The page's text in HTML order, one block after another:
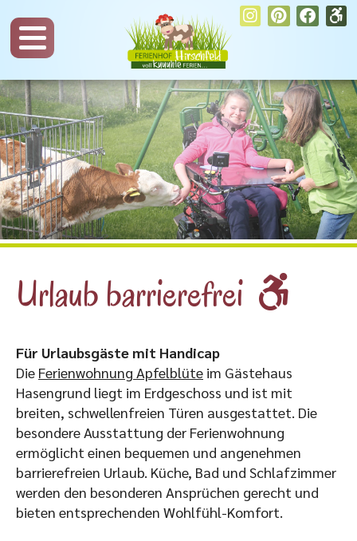
Urlaub barrierefrei
Für Urlaubsgäste mit Handicap
Die Ferienwohnung Apfelblüte im Gästehaus
Hasengrund liegt im Erdgeschoss und ist mit
breiten, schwellenfreien Türen ausgestattet. Die
besondere Ausstattung der Ferienwohnung
ermöglicht einen bequemen und angenehmen
barrierefreien Urlaub. Küche, Bad und Schlafzimmer
werden den besonderen Ansprüchen gerecht und
bieten entsprechenden Wohlfühl-Komfort.